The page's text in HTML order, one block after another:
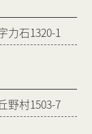
力石1320-1
野村1503-7